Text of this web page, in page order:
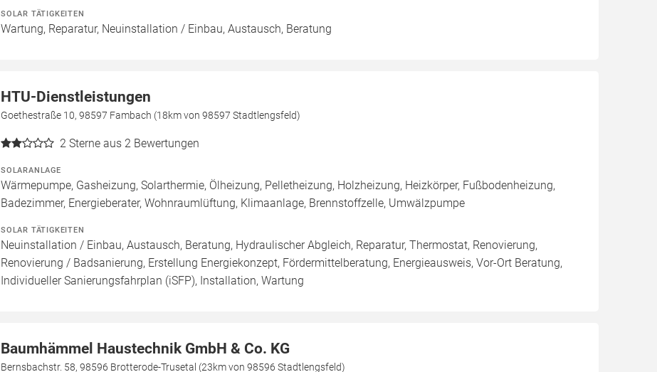
SOLAR TÄTIGKEITEN
Wartung, Reparatur, Neuinstallation / Einbau, Austausch, Beratung
HTU-Dienstleistungen
Goethestraße 10, 98597 Fambach (18km von 98597 Stadtlengsfeld)
2 Sterne aus 2 Bewertungen
SOLARANLAGE
Wärmepumpe, Gasheizung, Solarthermie, Ölheizung, Pelletheizung, Holzheizung, Heizkörper, Fußbodenheizung,
Badezimmer, Energieberater, Wohnraumlüftung, Klimaanlage, Brennstoffzelle, Umwälzpumpe
SOLAR TÄTIGKEITEN
Neuinstallation / Einbau, Austausch, Beratung, Hydraulischer Abgleich, Reparatur, Thermostat, Renovierung,
Renovierung / Badsanierung, Erstellung Energiekonzept, Fördermittelberatung, Energieausweis, Vor-Ort Beratung,
Individueller Sanierungsfahrplan (iSFP), Installation, Wartung
Baumhämmel Haustechnik GmbH & Co. KG
Bernsbachstr. 58, 98596 Brotterode-Trusetal (23km von 98596 Stadtlengsfeld)